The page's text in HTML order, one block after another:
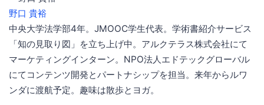
野口 貴裕
中央大学法学部4年。JMOOC学生代表。学術書紹介サービス
「知の見取り図」を立ち上げ中。アルクテラス株式会社にて
マーケティングインターン。NPO法人エドテックグローバル
にてコンテンツ開発とパートナシップを担当。来年からルワ
ンダに渡航予定。趣味は散歩とヨガ。